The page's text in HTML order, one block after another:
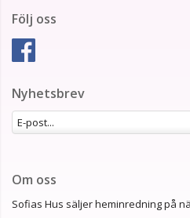
Följ oss
Nyhetsbrev
Om oss
Sofias Hus säljer heminredning på